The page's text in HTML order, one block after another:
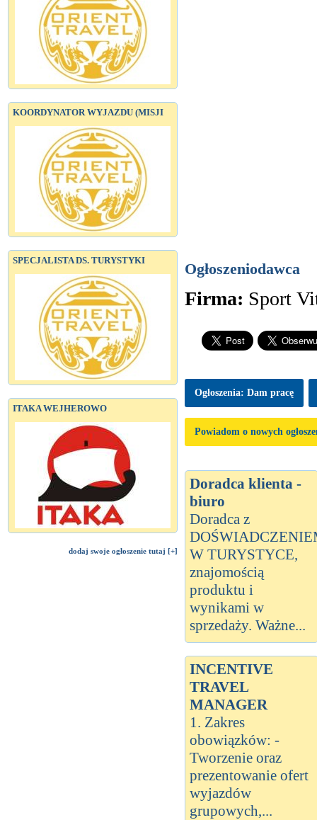
KOORDYNATOR WYJAZDU (MISJI
SPECJALISTA DS. TURYSTYKI
ITAKA WEJHEROWO
dodaj swoje ogłoszenie tutaj [+]
Ogłoszeniodawca
Firma: Sport
Ogłoszenia: Dam pracę
Powiadom o nowych
Doradca klienta -
biuro
Doradca z
W TURYSTYCE,
znajomością
produktu i
wynikami w
sprzedaży. Ważne...
INCENTIVE
TRAVEL
MANAGER
1. Zakres
obowiązków: -
Tworzenie oraz
prezentowanie ofert
wyjazdów
grupowych,...